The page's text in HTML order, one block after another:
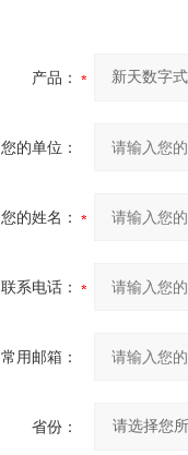
产品：
您的单位：
您的姓名：
联系电话：
常用邮箱：
省份：